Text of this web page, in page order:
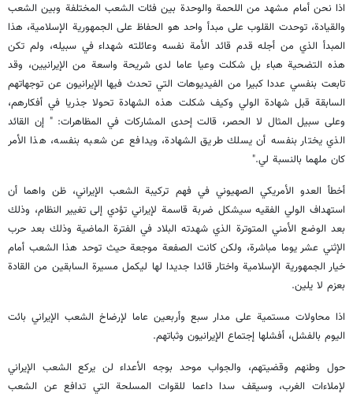
اذا نحن أمام مشهد من اللحمة والوحدة بين فئات الشعب المختلفة وبين الشعب
والقيادة، توحدت القلوب على مبدأ واحد هو الحفاظ على الجمهورية الإسلامية، هذا
المبدأ الذي من أجله قدم قائد الأمة نفسه وعائلته شهداء في سبيله، ولم تكن
هذه التضحية هباء بل شكلت وعيا عاما لدى شريحة واسعة من الإيرانيين، وقد
تابعت بنفسي عددا كبيرا من الفيديوهات التي تحدث فيها الإيرانيون عن توجهاتهم
السابقة قبل شهادة الولي وكيف شكلت هذه الشهادة تحولا جذريا في أفكارهم،
وعلى سبيل المثال لا الحصر، قالت إحدى المشاركات في المظاهرات: " إن القائد
الذي يختار بنفسه أن يسلك طريق الشهادة، ويدافع عن شعبه بنفسه، هذا الأمر
كان ملهما بالنسبة لي."
أخطأ العدو الأمريكي الصهيوني في فهم تركيبة الشعب الإيراني، ظن واهما أن
استهداف الولي الفقيه سيشكل ضربة قاسمة لإيراني تؤدي إلى تغيير النظام، وذلك
بعد الوضع الأمني المتوترة الذي شهدته البلاد في الفترة الماضية وذلك بعد حرب
الإثني عشر يوما مباشرة، ولكن كانت الصفعة موجعة حيث توحد هذا الشعب أمام
خيار الجمهورية الإسلامية واختار قائدا جديدا لها ليكمل مسيرة السابقين من القادة
بعزم لا يلين.
اذا محاولات مستمية على مدار سبع وأربعين عاما لإرضاخ الشعب الإيراني بائت
اليوم بالفشل، أفشلها إجتماع الإيرانيون وثباتهم.
حول وطنهم وقضيتهم، والجواب موحد بوجه الأعداء لن يركع الشعب الإيراني
لإملاءات الغرب، وسيقف سدا داعما للقوات المسلحة التي تدافع عن الشعب